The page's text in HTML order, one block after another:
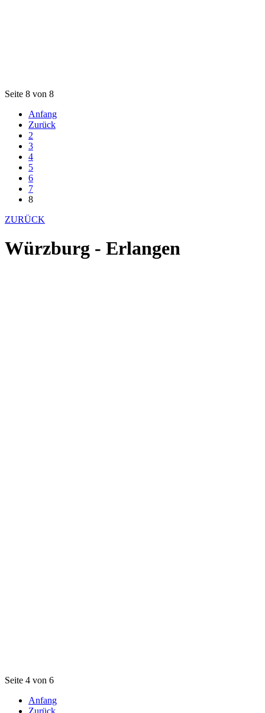
Seite 8 von 8
Anfang
Zurück
2
3
4
5
6
7
8
ZURÜCK
Würzburg - Erlangen
Seite 4 von 6
Anfang
Zurück